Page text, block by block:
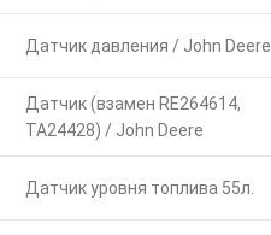
Датчик давления / John Deere
Датчик (взамен RE264614,
TA24428) / John Deere
Датчик уровня топлива 55л.